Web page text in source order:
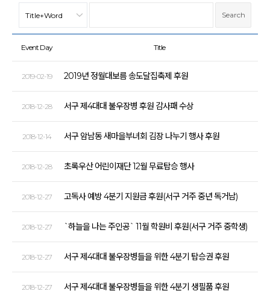
Event Day Title
2019-02-19 2019년 정월대보름 송도달집축제 후원
2018-12-28 서구 제4대대 불우장병 후원 감사패 수상
2018-12-14 서구 암남동 새마을부녀회 김장 나누기 행사 후원
2018-12-28 초록우산 어린이재단 12월 무료탑승 행사
2018-12-27 고독사 예방 4분기 지원금 후원(서구 거주 중년 독거남)
2018-12-27 `하늘을 나는 주인공` 11월 학원비 후원(서구 거주 중학생)
2018-12-27 서구 제4대대 불우장병들을 위한 4분기 탑승권 후원
2018-12-27 서구 제4대대 불우장병들을 위한 4분기 생필품 후원